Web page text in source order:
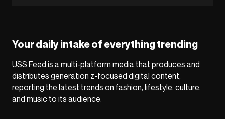
Your daily intake of everything trending
USS Feed is a multi-platform media that produces and
distributes generation z-focused digital content,
reporting the latest trends on fashion, lifestyle, culture,
and music to its audience.